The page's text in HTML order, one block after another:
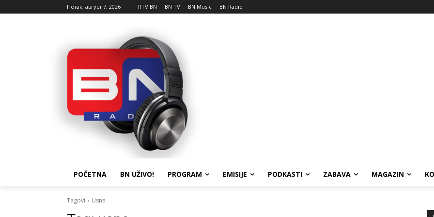
Петак, август 7, 2026 RTV BN BN TV BN Music BN Radio
POČETNA BN UŽIVO! PROGRAM EMISIJE PODKASTI ZABAVA MAGAZIN
Tagovi Usne